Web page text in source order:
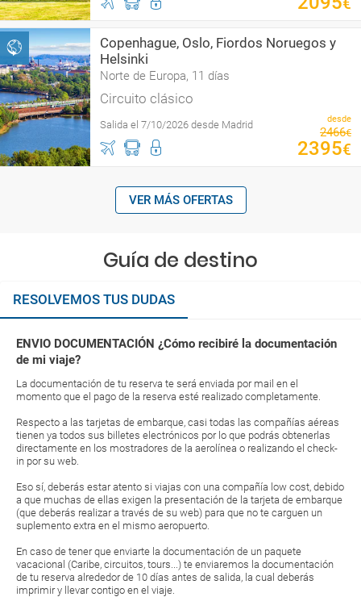
Copenhague, Oslo, Fiordos Noruegos y
Helsinki
Norte de Europa, 11 días
Circuito clásico
Salida el 7/10/2026 desde Madrid desde
2466€
2395€
VER MÁS OFERTAS
Guía de destino
RESOLVEMOS TUS DUDAS
ENVIO DOCUMENTACIÓN ¿Cómo recibiré la documentación
de mi viaje?
La documentación de tu reserva te será enviada por mail en el
momento que el pago de la reserva esté realizado completamente.
Respecto a las tarjetas de embarque, casi todas las compañías aéreas
tienen ya todos sus billetes electrónicos por lo que podrás obtenerlas
directamente en los mostradores de la aerolínea o realizando el check-
in por su web.
Eso sí, deberás estar atento si viajas con una compañía low cost, debido
a que muchas de ellas exigen la presentación de la tarjeta de embarque
(que deberás realizar a través de su web) para que no te carguen un
suplemento extra en el mismo aeropuerto.
En caso de tener que enviarte la documentación de un paquete
vacacional (Caribe, circuitos, tours...) te enviaremos la documentación
de tu reserva alrededor de 10 días antes de salida, la cual deberás
imprimir y llevar contigo en el viaje.